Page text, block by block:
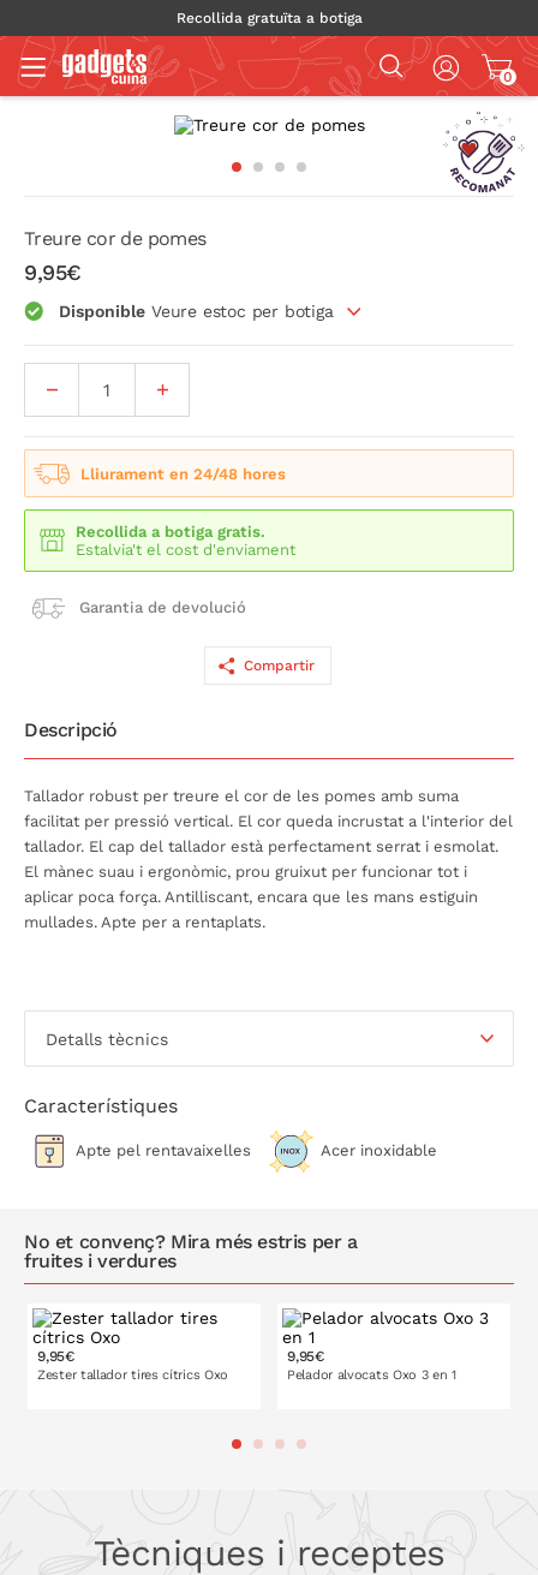
Recollida gratuïta a botiga
0
Treure cor de pomes
9,95€
Disponible Veure estoc per botiga
Lliurament en 24/48 hores
Recollida a botiga gratis.
Estalvia't el cost d'enviament
Garantia de devolució
Compartir
Descripció
Tallador robust per treure el cor de les pomes amb suma
facilitat per pressió vertical. El cor queda incrustat a l'interior del
tallador. El cap del tallador està perfectament serrat i esmolat.
El mànec suau i ergonòmic, prou gruixut per funcionar tot i
aplicar poca força. Antilliscant, encara que les mans estiguin
mullades. Apte per a rentaplats.
Detalls tècnics
Característiques
Apte pel rentavaixelles Acer inoxidable
No et convenç? Mira més estris per a
fruites i verdures
9,95€
Zester tallador tires cítrics Oxo
A LA CISTELLA
9,95€
Pelador alvocats Oxo 3 en 1
Tècniques i receptes